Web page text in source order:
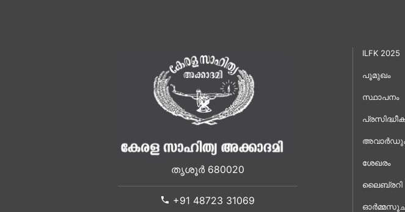
തൃശൂർ 680020
+91 48723 31069
ILFK 2025
പൂമുഖം
സ്ഥാപനം
ശേഖരം
ലൈബ്രറി